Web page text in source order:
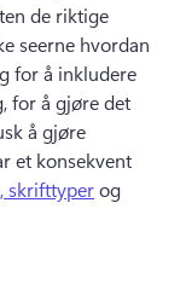
de riktige
seerne hvordan
for å inkludere
for å gjøre det
å gjøre
et konsekvent
skrifttyper og